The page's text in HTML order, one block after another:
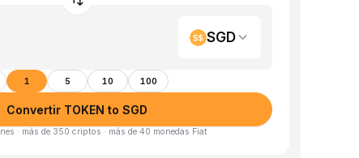
SGD
1 5 10 100
Convertir TOKEN to SGD
· más de 350 criptos · más de 40 monedas Fiat